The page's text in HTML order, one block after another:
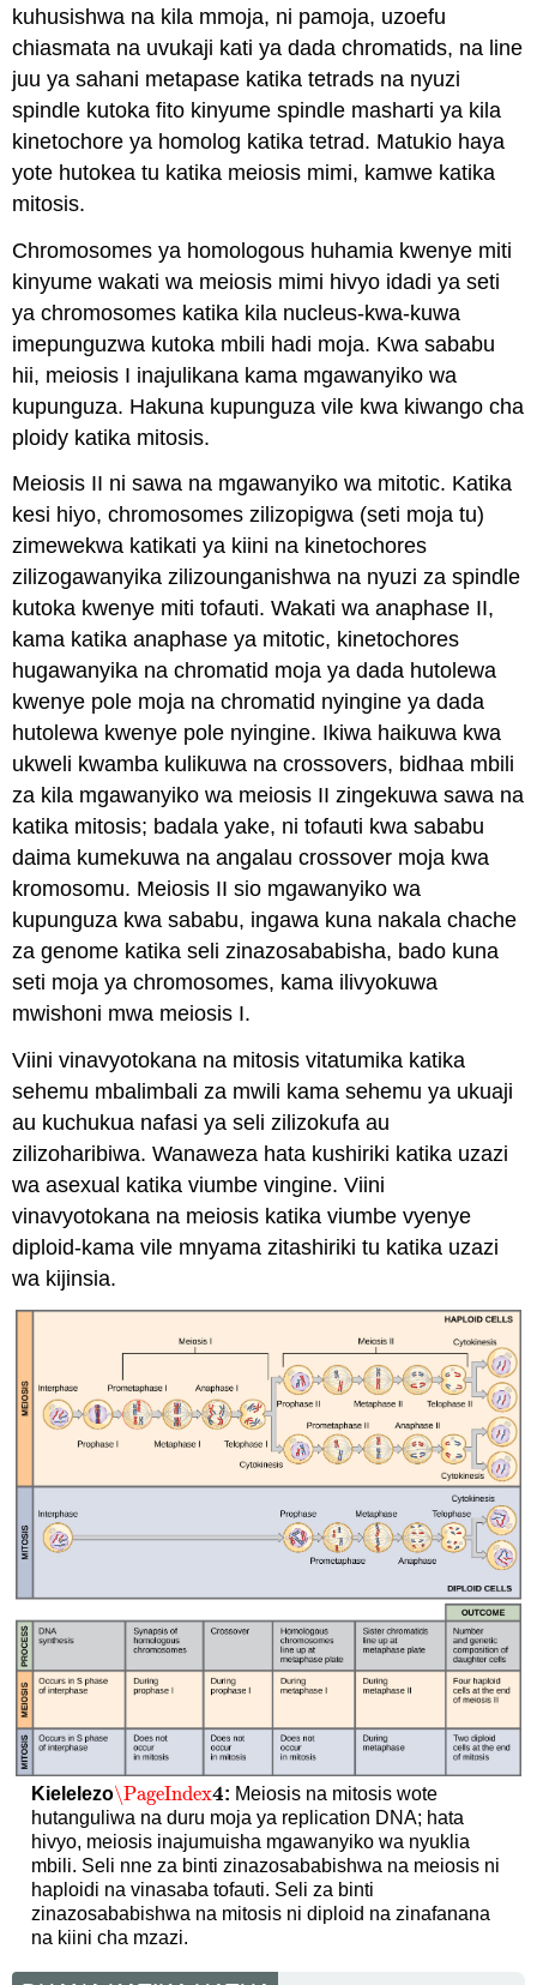
kuhusishwa na kila mmoja, ni pamoja, uzoefu
chiasmata na uvukaji kati ya dada chromatids, na line
juu ya sahani metapase katika tetrads na nyuzi
spindle kutoka fito kinyume spindle masharti ya kila
kinetochore ya homolog katika tetrad. Matukio haya
yote hutokea tu katika meiosis mimi, kamwe katika
mitosis.
Chromosomes ya homologous huhamia kwenye miti
kinyume wakati wa meiosis mimi hivyo idadi ya seti
ya chromosomes katika kila nucleus-kwa-kuwa
imepunguzwa kutoka mbili hadi moja. Kwa sababu
hii, meiosis I inajulikana kama mgawanyiko wa
kupunguza. Hakuna kupunguza vile kwa kiwango cha
ploidy katika mitosis.
Meiosis II ni sawa na mgawanyiko wa mitotic. Katika
kesi hiyo, chromosomes zilizopigwa (seti moja tu)
zimewekwa katikati ya kiini na kinetochores
zilizogawanyika zilizounganishwa na nyuzi za spindle
kutoka kwenye miti tofauti. Wakati wa anaphase II,
kama katika anaphase ya mitotic, kinetochores
hugawanyika na chromatid moja ya dada hutolewa
kwenye pole moja na chromatid nyingine ya dada
hutolewa kwenye pole nyingine. Ikiwa haikuwa kwa
ukweli kwamba kulikuwa na crossovers, bidhaa mbili
za kila mgawanyiko wa meiosis II zingekuwa sawa na
katika mitosis; badala yake, ni tofauti kwa sababu
daima kumekuwa na angalau crossover moja kwa
kromosomu. Meiosis II sio mgawanyiko wa
kupunguza kwa sababu, ingawa kuna nakala chache
za genome katika seli zinazosababisha, bado kuna
seti moja ya chromosomes, kama ilivyokuwa
mwishoni mwa meiosis I.
Viini vinavyotokana na mitosis vitatumika katika
sehemu mbalimbali za mwili kama sehemu ya ukuaji
au kuchukua nafasi ya seli zilizokufa au
zilizoharibiwa. Wanaweza hata kushiriki katika uzazi
wa asexual katika viumbe vingine. Viini
vinavyotokana na meiosis katika viumbe vyenye
diploid-kama vile mnyama zitashiriki tu katika uzazi
wa kijinsia.
Kielelezo\PageIndex4
\PageIndex4: Meiosis na mitosis wote
hutanguliwa na duru moja ya replication DNA; hata
hivyo, meiosis inajumuisha mgawanyiko wa nyuklia
mbili. Seli nne za binti zinazosababishwa na meiosis ni
haploidi na vinasaba tofauti. Seli za binti
zinazosababishwa na mitosis ni diploid na zinafanana
na kiini cha mzazi.